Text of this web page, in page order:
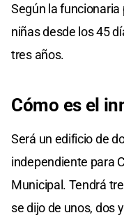
Según la funcionaria
niñas desde los 45
tres años.
Cómo es el
Será un edificio de
independiente para
Municipal. Tendrá
se dijo de unos, dos